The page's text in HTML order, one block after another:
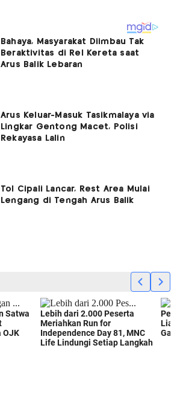
Bahaya, Masyarakat Diimbau Tak
Beraktivitas di Rel Kereta saat
Arus Balik Lebaran
Arus Keluar-Masuk Tasikmalaya via
Lingkar Gentong Macet, Polisi
Rekayasa Lalin
Tol Cipali Lancar, Rest Area Mulai
Lengang di Tengah Arus Balik